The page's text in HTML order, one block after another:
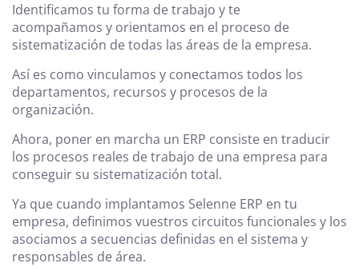
Identificamos tu forma de trabajo y te
acompañamos y orientamos en el proceso de
sistematización de todas las áreas de la empresa.
Así es como vinculamos y conectamos todos los
departamentos, recursos y procesos de la
organización.
Ahora, poner en marcha un ERP consiste en traducir
los procesos reales de trabajo de una empresa para
conseguir su sistematización total.
Ya que cuando implantamos Selenne ERP en tu
empresa, definimos vuestros circuitos funcionales y los
asociamos a secuencias definidas en el sistema y
responsables de área.